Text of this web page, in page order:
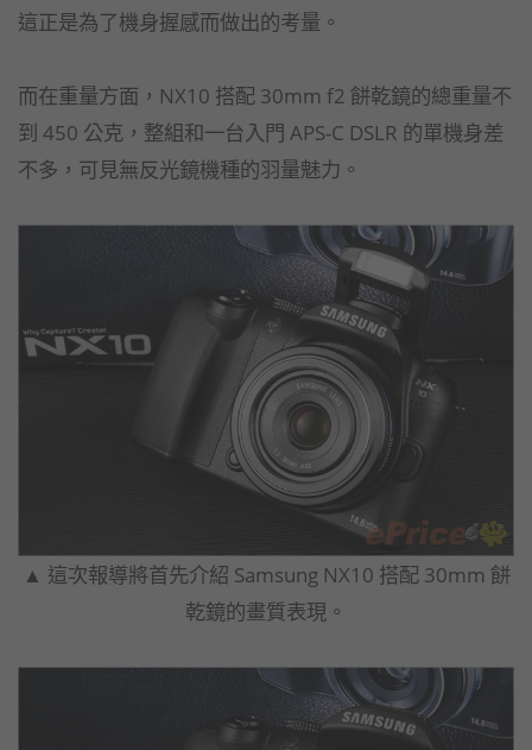
這正是為了機身握感而做出的考量。
而在重量方面，NX10 搭配 30mm f2 餅乾鏡的總重量不
到 450 公克，整組和一台入門 APS-C DSLR 的單機身差
不多，可見無反光鏡機種的羽量魅力。
▲ 這次報導將首先介紹 Samsung NX10 搭配 30mm 餅
乾鏡的畫質表現。